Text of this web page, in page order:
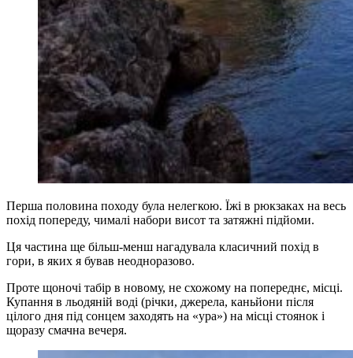
Перша половина походу була нелегкою. Їжі в рюкзаках на весь
похід попереду, чималі набори висот та затяжні підйоми.
Ця частина ще більш-менш нагадувала класичний похід в
гори, в яких я бував неодноразово.
Проте щоночі табір в новому, не схожому на попереднє, місці.
Купання в льодяній воді (річки, джерела, каньйони після
цілого дня під сонцем заходять на «ура») на місці стоянок і
щоразу смачна вечеря.